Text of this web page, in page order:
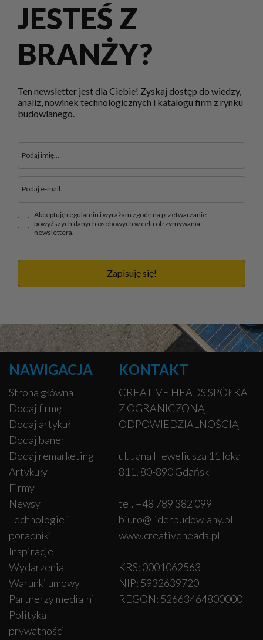
JESTEŚ Z
BRANŻY?
Ten newsletter jest dla Ciebie! Zyskaj dostęp do wiedzy,
analiz, nowinek technologicznych i katalogu firm z rynku
budowlanego.
Akceptuję regulamin i wyrażam zgodę na przetwarzanie
powyższych danych osobowych w celu otrzymywania
newslettera.
Zapisuję się!
NAWIGACJA
Strona główna
Dodaj firmę
Dodaj artykuł
Dodaj baner
Dodaj remarketing
Artykuły
Firmy
Newsy
Technologie i
poradniki
Inspiracje
Wydarzenia
Warunki umowy
Partnerzy medialni
Polityka
prywatności
KONTAKT
CREATIVE HEADS SPÓŁKA
Z OGRANICZONĄ
ODPOWIEDZIALNOŚCIĄ
ul. Jana Heweliusza 11 lokal
811, 80-890 Gdańsk
tel. +48 789 382 099
biuro@liderbudowlany.pl
www.creativeheads.pl
KRS: 0001062563
NIP: 5932639720
REGON: 52663464800000